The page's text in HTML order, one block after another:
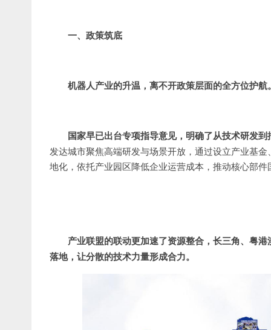
一、 政策筑底
机器人产业的升温，离不开政策层面的全方位护航
国家早已出台专项指导意见，明确了从技术研发
发达城市聚焦高端研发与场景开放，通过设立产业基
地化，依托产业园区降低企业运营成本，推动核心部件
产业联盟的联动更加速了资源整合，长三角、粤
落地，让分散的技术力量形成合力。